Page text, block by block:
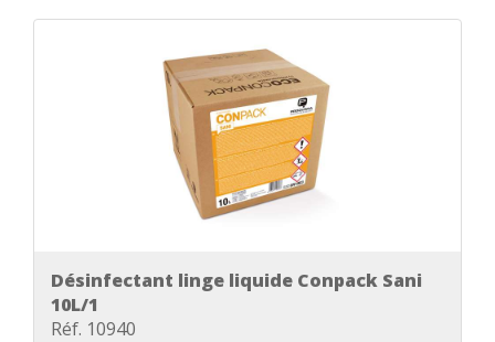
Désinfectant linge liquide Conpack Sani
10L/1
Réf. 10940